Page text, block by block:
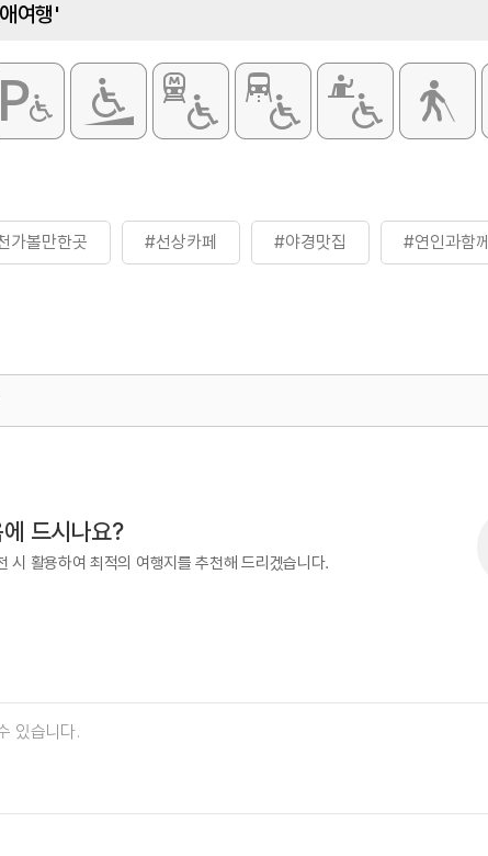
여행'
가볼만한곳 #선상카페 #야경맛집 #연인과함께
드시나요?
시 활용하여 최적의 여행지를 추천해 드리겠습니다.